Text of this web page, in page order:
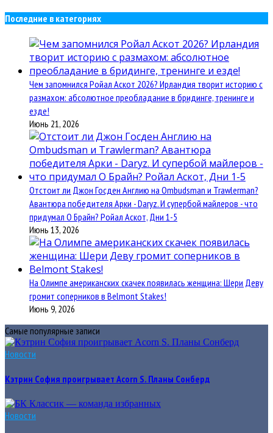
Последние в категориях
Чем запомнился Ройал Аскот 2026? Ирландия творит историю с
размахом: абсолютное преобладание в бридинге, тренинге и
езде!
Июнь 21, 2026
Отстоит ли Джон Госден Англию на Ombudsman и Trawlerman?
Авантюра победителя Арки - Daryz. И супербой майлеров - что
придумал О Брайн? Ройал Аскот, Дни 1-5
Июнь 13, 2026
На Олимпе американских скачек появилась женщина: Шери Деву
громит соперников в Belmont Stakes!
Июнь 9, 2026
Самые популярные записи
Новости
Кэтрин София проигрывает Acorn S. Планы Сонберд
Новости